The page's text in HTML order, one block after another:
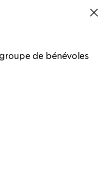
collabore souvent
Tim Etchells,
Meierhans, Britt
Gert-Jan Stam, Ivana
de bénévoles